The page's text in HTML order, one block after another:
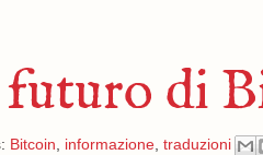
di
Bitcoin, informazione, traduzioni